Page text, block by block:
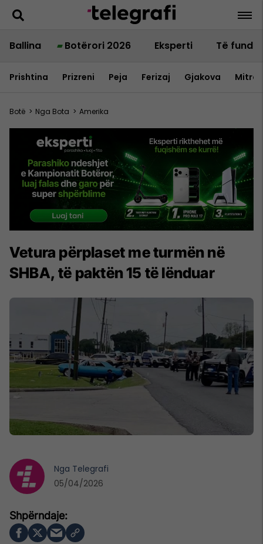
Ballina Botërori 2026 Eksperti Të fundit
Prishtina Prizreni Peja Ferizaj Gjakova
Botë > Nga Bota > Amerika
Vetura përplaset me turmën në
SHBA, të paktën 15 të lënduar
Nga Telegrafi
05/04/2026